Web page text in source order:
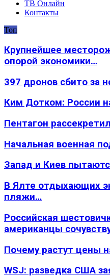
ТВ Онлайн
Контакты
Топ
Крупнейшее
опорой экономики…
397 дронов сбито за
Ким Дотком: России
Пентагон
Начальная военная
Запад и Киев
В Ялте отдыхающих
пляжи…
Российская
американцы
Почему растут цены
WSJ: разведка США